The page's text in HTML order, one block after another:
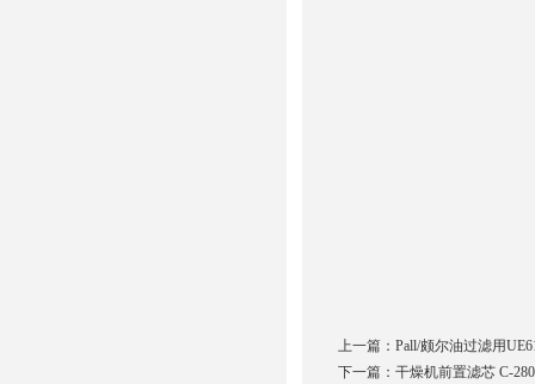
上一篇： Pall/颇尔油过滤用
下一篇： 干燥机前置滤芯 C-